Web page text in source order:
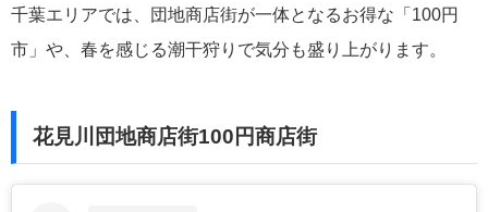
千葉エリアでは、団地商店街が一体となるお得な「100円
市」や、春を感じる潮干狩りで気分も盛り上がります。
花見川団地商店街100円商店街